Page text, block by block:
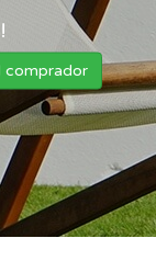
comprador